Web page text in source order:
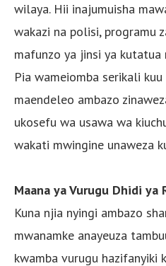
wilaya. Hii inajumuisha
wakazi na polisi, programu
mafunzo ya jinsi ya kutatua
Pia wameiomba serikali
maendeleo ambazo
ukosefu wa usawa wa
wakati mwingine unaweza
Maana ya Vurugu Dhidi ya
Kuna njia nyingi ambazo
mwanamke anayeuza
kwamba vurugu hazifanyiki